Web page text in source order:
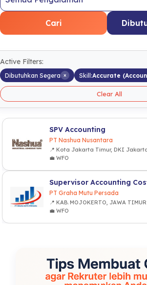
Cari
Active Filters:
Dibutuhkan Segera × Skill:Accurate
Clear All
SPV Accounting
PT Nashua Nusantara
📍 Kota Jakarta Timur, DKI
💼 WFO
PT Graha Mutu Persada
📍 KAB. MOJOKERTO, JAWA TIMUR
💼 WFO